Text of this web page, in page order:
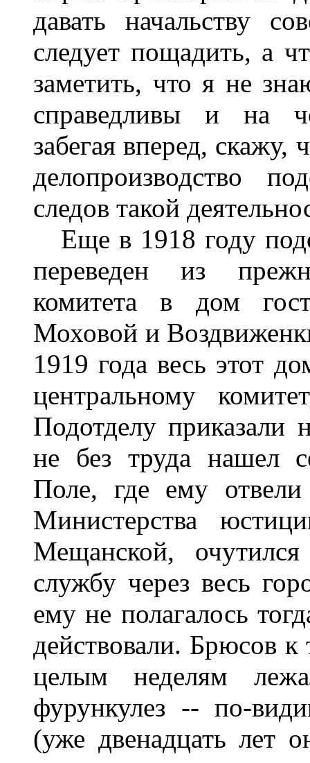
давать начальству
следует пощадить, а
заметить, что я не
справедливы и на
забегая вперед, скажу,
делопроизводство
следов такой
Еще в 1918 году
переведен из
комитета в дом
Моховой и
1919 года весь этот
центральному
Подотделу приказали
не без труда нашел
Поле, где ему
Министерства
Мещанской,
службу через весь
ему не полагалось
действовали. Брюсов
целым неделям
фурункулез -- по-
(уже двенадцать лет